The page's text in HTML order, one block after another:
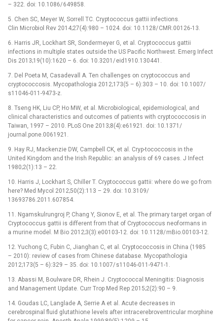
–⁠ 322. doi: 10.1086/ 649858.
5. Chen SC, Meyer W, Sor­rell TC. Cryptococcus gattii infections.
Clin Microbio­l Rev 2014;27(4):980 –⁠ 1024. doi: 10.1128/ CMR.00126-13.
6. Har­ris JR, Lockhart SR, Sondermeyer G, et al. Cryptococcus gattii
infections in multiple states outside the US Pacific Northwest. Emerg Infect
Dis 2013;19(10):1620 –⁠ 6. doi: 10.3201/ eid1910.130441.
7. Del Poeta M, Casadevall A. Ten chal­lenges on cryptococcus and
cryptococcosis. Mycopathologia 2012;173(5 –⁠ 6):303 –⁠ 10. doi: 10.1007/
s11046-011-9473-z.
8. Tseng HK, Liu CP, Ho MW, et al. Microbio­logical, epidemiological, and
clinical characteristics and outcomes of patients with cryptococcosis in
Taiwan, 1997 –⁠ 2010. PLoS One 2013;8(4):e61921. doi: 10.1371/
journal.pone.0061921.
9. Hay RJ, Mackenzie DW, Campbell CK, et al. Cryp-tococcosis in the
United Kingdom and the Irish Republic: an analysis of 69 cases. J Infect
1980;2(1):13 –⁠ 22.
10. Har­ris J, Lockhart S, Chil­ler T. Cryptococcus gattii: where do we go from
here? Med Mycol 2012;50(2):113 –⁠ 29. doi: 10.3109/
13693786.2011.607854.
11. Ngamskulrungroj P, Chang Y, Sionov E, et al. The primary target organ of
Cryptococcus gattii is dif­ferent from that of Cryptococcus neoformans in
a murine model. M Bio 2012;3(3):e00103-12. doi: 10.1128/ mBio.00103-12.
12. Yuchong C, Fubin C, Jianghan C, et al. Cryptococcosis in China (1985
–⁠ 2010): review of cases from Chinese database. Mycopathologia
2012;173(5 –⁠ 6):329 –⁠ 35. doi: 10.1007/ s11046-011-9471-1.
13. Abas­si M, Boulware DR, Rhein J. Cryptococcal Meningitis: Dia­gnosis
and Management Update. Curr Trop Med Rep 2015;2(2):90 –⁠ 9.
14. Goudas LC, Langlade A, Ser­rie A et al. Acute decreases in
cerebrospinal fluid glutathione levels after intracerebroventricular morphine